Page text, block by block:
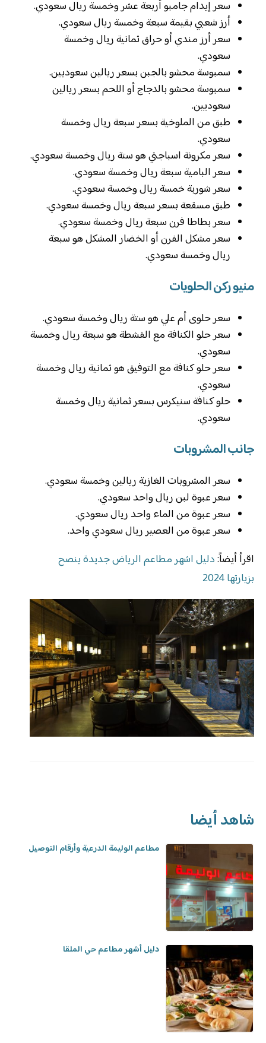
سعر إيدام جامبو أربعة عشر وخمسة ريال سعودي.
أرز شعبي بقيمة سبعة وخمسة ريال سعودي.
سعر أرز مندي أو حراق ثمانية ريال وخمسة
سعودي.
سمبوسة محشو بالجبن بسعر ريالين سعوديين.
سمبوسة محشو بالدجاج أو اللحم بسعر ريالين
سعوديين.
طبق من الملوخية بسعر سبعة ريال وخمسة
سعودي.
سعر مكرونة اسباجتي هو ستة ريال وخمسة سعودي.
سعر البامية سبعة ريال وخمسة سعودي.
سعر شوربة خمسة ريال وخمسة سعودي.
طبق مسقعة بسعر سبعة ريال وخمسة سعودي.
سعر بطاطا فرن سبعة ريال وخمسة سعودي.
سعر مشكل الفرن أو الخضار المشكل هو سبعة
ريال وخمسة سعودي.
منيو ركن الحلويات
سعر حلوى أم علي هو ستة ريال وخمسة سعودي.
سعر حلو الكنافة مع القشطة هو سبعة ريال وخمسة
سعودي.
سعر حلو كنافة مع التوفيق هو ثمانية ريال وخمسة
سعودي.
حلو كنافة سنيكرس بسعر ثمانية ريال وخمسة
سعودي.
جانب المشروبات
سعر المشروبات الغازية ريالين وخمسة سعودي.
سعر عبوة لبن ريال واحد سعودي.
سعر عبوة من الماء واحد ريال سعودي.
سعر عبوة من العصير ريال سعودي واحد.
اقرأ أيضاً:دليل اشهر مطاعم الرياض جديدة ينصح
بزيارتها 2024
شاهد أيضا
مطاعم الوليمة الدرعية وأرقام التوصيل
دليل أشهر مطاعم حي الملقا